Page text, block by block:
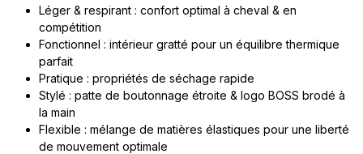
Léger & respirant : confort optimal à cheval & en
compétition
Fonctionnel : intérieur gratté pour un équilibre thermique
parfait
Pratique : propriétés de séchage rapide
Stylé : patte de boutonnage étroite & logo BOSS brodé à
la main
Flexible : mélange de matières élastiques pour une liberté
de mouvement optimale